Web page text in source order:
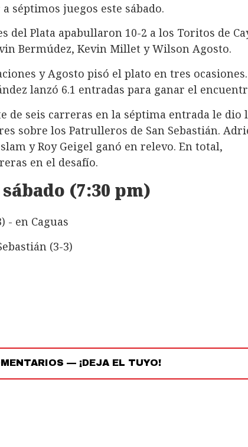
séptimos juegos este sábado.
del Plata apabullaron 10-2 a los Toritos de
Bermúdez, Kevin Millet y Wilson Agosto.
y Agosto pisó el plato en tres
lanzó 6.1 entradas para ganar el
de seis carreras en la séptima entrada le dio
sobre los Patrulleros de San Sebastián.
y Roy Geigel ganó en relevo. En total,
en el desafío.
(7:30 pm)
- en Caguas
(3-3)
— ¡DEJA EL TUYO!